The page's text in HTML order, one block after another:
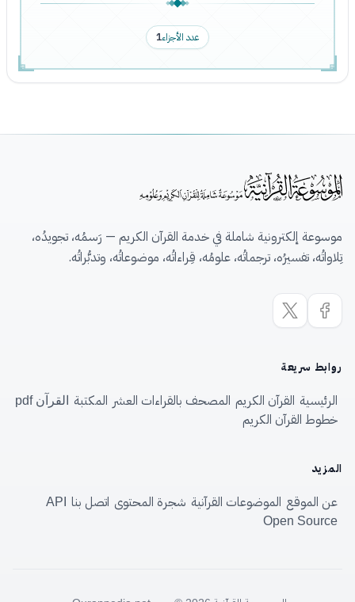
عدد الأجزاء1
موسوعة إلكترونية شاملة في خدمة القرآن الكريم — رَسمُه، تجويدُه،
تِلاواتُه، تفسيرُه، ترجماتُه، علومُه، قِراءاتُه، موضوعاتُه، وتدبُّراتُه.
روابط سريعة
الرئيسية القرآن الكريم المصحف بالقراءات العشر المكتبة القرآن pdf
خطوط القرآن الكريم
المزيد
عن الموقع الموضوعات القرآنية شجرة المحتوى اتصل بنا
API
Open Source